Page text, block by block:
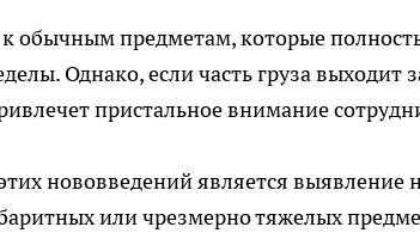
обычным предметам, которые
Однако, если часть груза выходит
пристальное внимание
нововведений является выявление
или чрезмерно тяжелых